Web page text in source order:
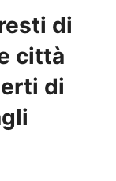
di
città
di